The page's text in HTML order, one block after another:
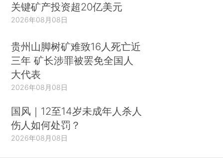
关键矿产投资超20亿美元
2026年08月08日
贵州山脚树矿难致16人死亡近
三年 矿长涉罪被罢免全国人
大代表
2026年08月08日
国风｜12至14岁未成年人杀人
伤人如何处罚？
2026年08月08日